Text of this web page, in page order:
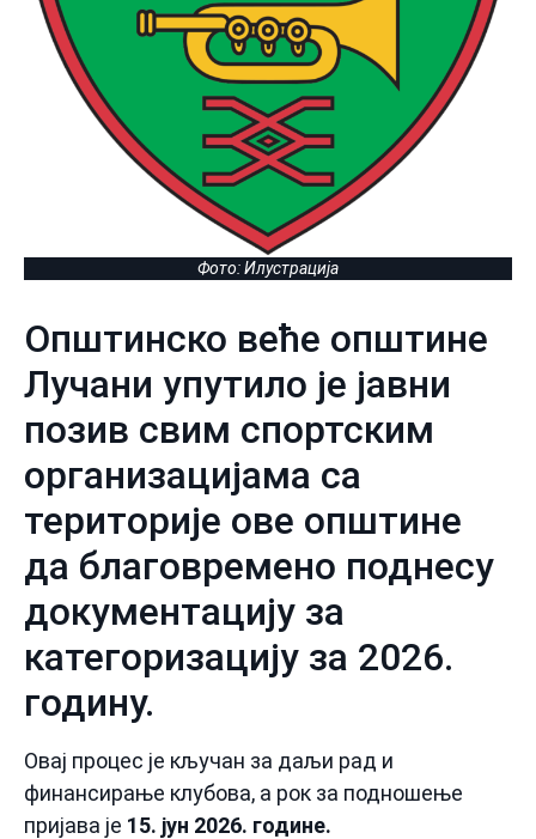
Фото: Илустрација
Општинско веће општине
Лучани упутило је јавни
позив свим спортским
организацијама са
територије ове општине
да благовремено поднесу
документацију за
категоризацију за 2026.
годину.
Овај процес је кључан за даљи рад и
финансирање клубова, а рок за подношење
пријава је 15. јун 2026. године.